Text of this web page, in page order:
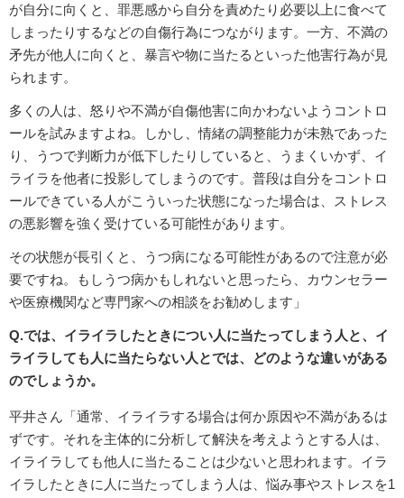
が自分に向くと、罪悪感から自分を責めたり必要以上に食べて
しまったりするなどの自傷行為につながります。一方、不満の
矛先が他人に向くと、暴言や物に当たるといった他害行為が見
られます。
多くの人は、怒りや不満が自傷他害に向かわないようコントロ
ールを試みますよね。しかし、情緒の調整能力が未熟であった
り、うつで判断力が低下したりしていると、うまくいかず、イ
ライラを他者に投影してしまうのです。普段は自分をコントロ
ールできている人がこういった状態になった場合は、ストレス
の悪影響を強く受けている可能性があります。
その状態が長引くと、うつ病になる可能性があるので注意が必
要ですね。もしうつ病かもしれないと思ったら、カウンセラー
や医療機関など専門家への相談をお勧めします」
Q.では、イライラしたときについ人に当たってしまう人と、イ
ライラしても人に当たらない人とでは、どのような違いがある
のでしょうか。
平井さん「通常、イライラする場合は何か原因や不満があるは
ずです。それを主体的に分析して解決を考えようとする人は、
イライラしても他人に当たることは少ないと思われます。イラ
イラしたときに人に当たってしまう人は、悩み事やストレスを1